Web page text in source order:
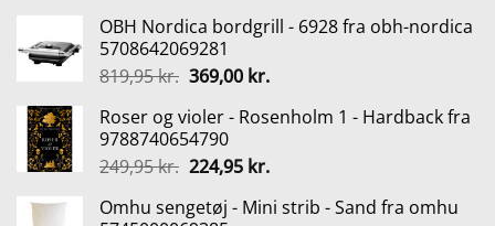
pris
var:
649,00 kr..
pris
449,00 kr..
OBH Nordica bordgrill - 6928 fra obh-nordica
5708642069281
819,95kr. Den
pris
var:
819,95 kr..
369,00 kr.Den
pris
369,00 kr..
Roser og violer - Rosenholm 1 - Hardback fra
9788740654790
249,95kr. Den
pris
224,95 kr.Den
pris
Omhu sengetøj - Mini strib - Sand fra omhu